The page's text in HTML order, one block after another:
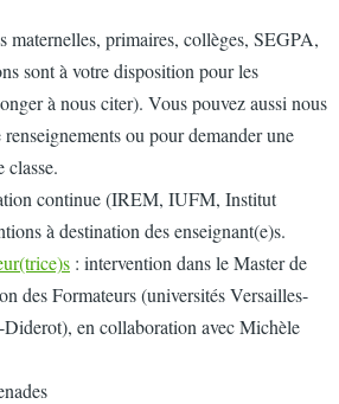
maternelles, primaires, collèges, SEGPA,
sont à votre disposition pour les
à nous citer). Vous pouvez aussi nous
ou pour demander une
classe.
continue (IREM, IUFM, Institut
à destination des enseignant(e)s.
: intervention dans le Master de
des Formateurs (universités Versailles-
en collaboration avec Michèle